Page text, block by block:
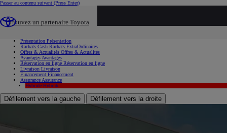
Passer au contenu suivant (Press Enter)
Trouvez un partenaire Toyota
Présentation Présentation
Rachats Cash Rachats ExtraOrdinaires
Offres & Actualités Offres & Actualités
Avantages Avantages
Réservation en ligne Réservation en ligne
Livraison Livraison
Financement Financement
Assurance Assurance
Hybride Hybride
Défilement vers la gauche Défilement vers la droite